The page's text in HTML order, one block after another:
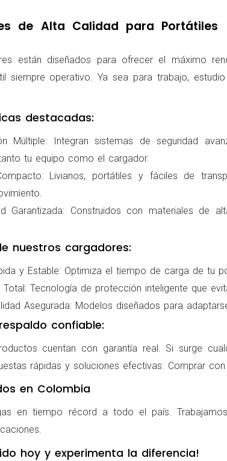
de Alta Calidad para
están diseñados para ofrecer el máximo
siempre operativo. Ya sea para trabajo,
destacadas:
Múltiple: Integran sistemas de seguridad
tu equipo como el cargador.
Livianos, portátiles y fáciles de
Garantizada: Construidos con materiales de
nuestros cargadores:
y Estable: Optimiza el tiempo de carga de tu
Total: Tecnología de protección inteligente que
Asegurada: Modelos diseñados para
confiable:
cuentan con garantía real. Si surge
rápidas y soluciones efectivas. Comprar
en Colombia
en tiempo récord a todo el país.
hoy y experimenta la diferencia!